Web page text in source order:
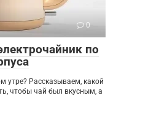
0
по
утре? Рассказываем, какой
чтобы чай был вкусным, а